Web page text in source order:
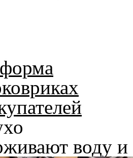
воду и